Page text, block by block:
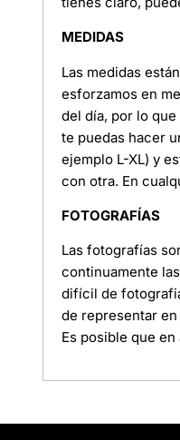
MEDIDAS
Las medidas
esforzamos en
del día, por lo
te puedas hacer
ejemplo L-XL) y
con otra. En
FOTOGRAFÍAS
Las fotografías
continuamente
difícil de
de representar
Es posible que